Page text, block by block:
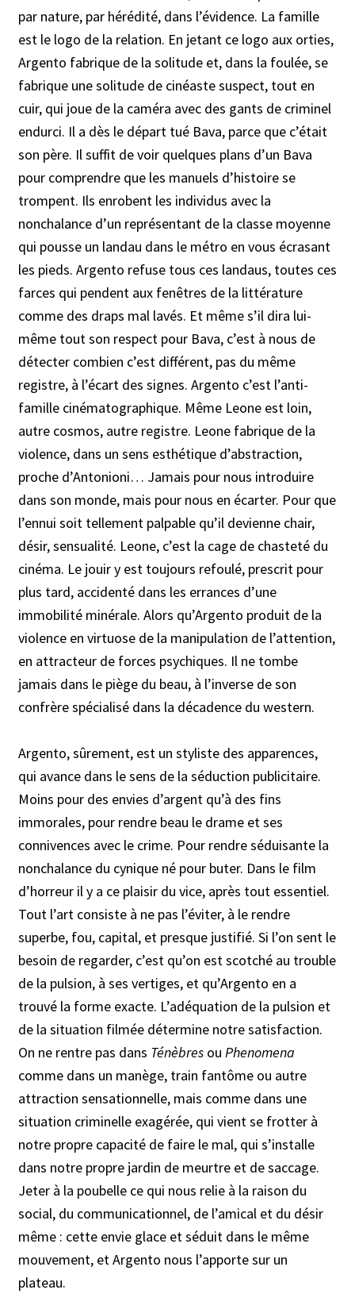
par nature, par hérédité, dans l’évidence. La famille
est le logo de la relation. En jetant ce logo aux orties,
Argento fabrique de la solitude et, dans la foulée, se
fabrique une solitude de cinéaste suspect, tout en
cuir, qui joue de la caméra avec des gants de criminel
endurci. Il a dès le départ tué Bava, parce que c’était
son père. Il suffit de voir quelques plans d’un Bava
pour comprendre que les manuels d’histoire se
trompent. Ils enrobent les individus avec la
nonchalance d’un représentant de la classe moyenne
qui pousse un landau dans le métro en vous écrasant
les pieds. Argento refuse tous ces landaus, toutes ces
farces qui pendent aux fenêtres de la littérature
comme des draps mal lavés. Et même s’il dira lui-
même tout son respect pour Bava, c’est à nous de
détecter combien c’est différent, pas du même
registre, à l’écart des signes. Argento c’est l’anti-
famille cinématographique. Même Leone est loin,
autre cosmos, autre registre. Leone fabrique de la
violence, dans un sens esthétique d’abstraction,
proche d’Antonioni… Jamais pour nous introduire
dans son monde, mais pour nous en écarter. Pour que
l’ennui soit tellement palpable qu’il devienne chair,
désir, sensualité. Leone, c’est la cage de chasteté du
cinéma. Le jouir y est toujours refoulé, prescrit pour
plus tard, accidenté dans les errances d’une
immobilité minérale. Alors qu’Argento produit de la
violence en virtuose de la manipulation de l’attention,
en attracteur de forces psychiques. Il ne tombe
jamais dans le piège du beau, à l’inverse de son
confrère spécialisé dans la décadence du western.
Argento, sûrement, est un styliste des apparences,
qui avance dans le sens de la séduction publicitaire.
Moins pour des envies d’argent qu’à des fins
immorales, pour rendre beau le drame et ses
connivences avec le crime. Pour rendre séduisante la
nonchalance du cynique né pour buter. Dans le film
d’horreur il y a ce plaisir du vice, après tout essentiel.
Tout l’art consiste à ne pas l’éviter, à le rendre
superbe, fou, capital, et presque justifié. Si l’on sent le
besoin de regarder, c’est qu’on est scotché au trouble
de la pulsion, à ses vertiges, et qu’Argento en a
trouvé la forme exacte. L’adéquation de la pulsion et
de la situation filmée détermine notre satisfaction.
On ne rentre pas dans Ténèbresou Phenomena
comme dans un manège, train fantôme ou autre
attraction sensationnelle, mais comme dans une
situation criminelle exagérée, qui vient se frotter à
notre propre capacité de faire le mal, qui s’installe
dans notre propre jardin de meurtre et de saccage.
Jeter à la poubelle ce qui nous relie à la raison du
social, du communicationnel, de l’amical et du désir
même : cette envie glace et séduit dans le même
mouvement, et Argento nous l’apporte sur un
plateau.